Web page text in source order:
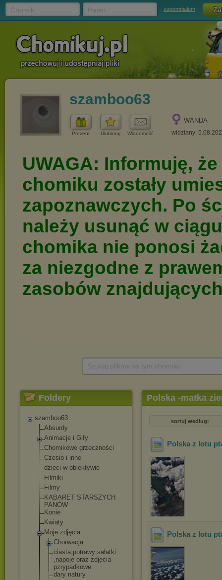
zapomniałem
szamboo63
Prezent Ulubiony Wiadomość
WANDA
widziany:
Foldery
szamboo63
Absurdy
Animacje i Gify
Chomikowe grzeczności
Czesio i inne
dzieci w obiektywie
Filmiki
Filmy
KABARET STARSZYCH
PANÓW
Konie
Kwiaty
Moje zdjęcia
Chorwacja
ciasta,potrawy,sałatki
,napoje oraz zdjęcia
pzrypadkowe
dary natury
Polska -matka
sortuj według:
Polska z lotu
Polska z lotu